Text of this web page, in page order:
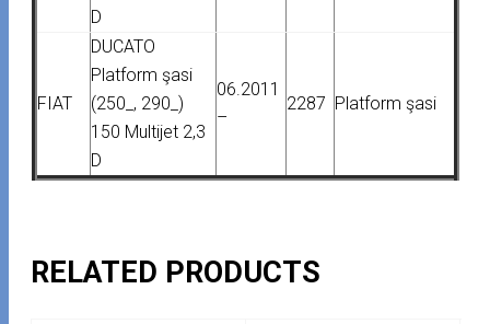
D
FIAT
DUCATO
Platform şasi
(250_, 290_)
150 Multijet 2,3
D
06.2011
–
2287 Platform şasi
RELATED PRODUCTS